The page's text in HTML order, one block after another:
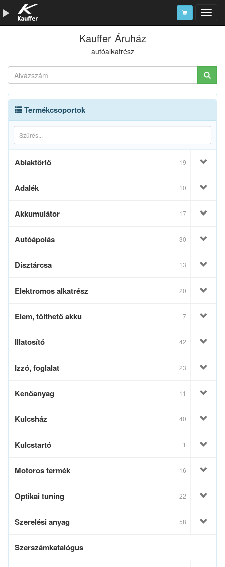
Szerszámkatalógus
Alkatrészek
Kauffer Áruház
autóalkatrész
Termékcsoportok
Ablaktörlő 19
Adalék 10
Akkumulátor 17
Autóápolás 30
Dísztárcsa 13
Elektromos alkatrész 20
Elem, tölthető akku 7
Illatosító 42
Izzó, foglalat 23
Kenőanyag 11
Kulcsház 40
Kulcstartó 1
Motoros termék 16
Optikai tuning 22
Szerelési anyag 58
Szerszámkatalógus